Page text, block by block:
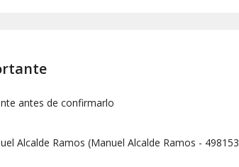
antes de confirmarlo
Alcalde Ramos (Manuel Alcalde Ramos -